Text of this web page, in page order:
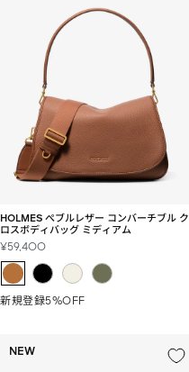
HOLMES ぺブルレザー コンバーチブル ク
ロスボディバッグ ミディアム
セ
ー
ル
格
¥59,400
新規登録5%OFF
NEW